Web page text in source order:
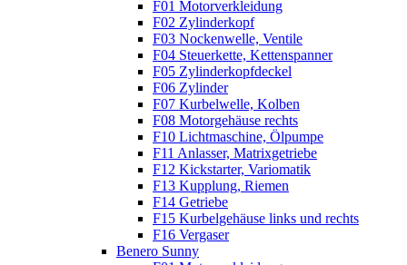
F01 Motorverkleidung
F02 Zylinderkopf
F03 Nockenwelle, Ventile
F04 Steuerkette, Kettenspanner
F05 Zylinderkopfdeckel
F06 Zylinder
F07 Kurbelwelle, Kolben
F08 Motorgehäuse rechts
F10 Lichtmaschine, Ölpumpe
F11 Anlasser, Matrixgetriebe
F12 Kickstarter, Variomatik
F13 Kupplung, Riemen
F14 Getriebe
F15 Kurbelgehäuse links und rechts
F16 Vergaser
Benero Sunny